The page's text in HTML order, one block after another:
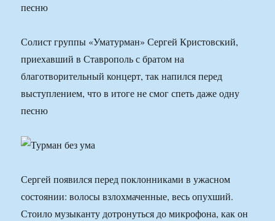
песню
Солист группы «Уматурман» Сергей Кристовский,
приехавший в Ставрополь с братом на
благотворительный концерт, так напился перед
выступлением, что в итоге не смог спеть даже одну
песню
Сергей появился перед поклонниками в ужасном
состоянии: волосы взлохмаченные, весь опухший.
Стоило музыканту дотронуться до микрофона, как он